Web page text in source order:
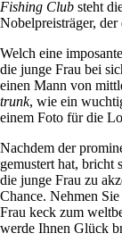
Fishing Club steht
Nobelpreisträger,
Welch eine
die junge Frau bei
einen Mann von
trunk, wie ein
einem Foto für die
Nachdem der
gemustert hat, bricht
die junge Frau zu
Chance. Nehmen
Frau keck zum
werde Ihnen Glück